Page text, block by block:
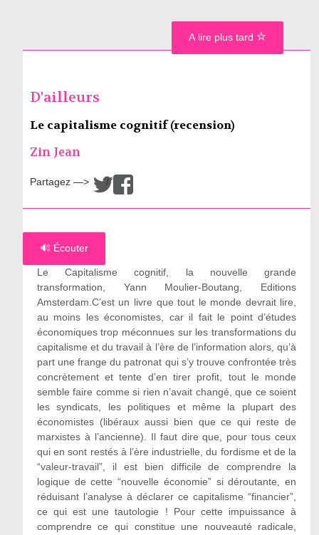
D'ailleurs
Le capitalisme cognitif (recension)
Zin Jean
Partagez —> /
🔊 Écouter
Le Capitalisme cognitif, la nouvelle grande
transformation, Yann Moulier-Boutang, Editions
Amsterdam.C’est un livre que tout le monde devrait lire,
au moins les économistes, car il fait le point d’études
économiques trop méconnues sur les transformations du
capitalisme et du travail à l’ère de l’information alors, qu’à
part une frange du patronat qui s’y trouve confrontée très
concrètement et tente d’en tirer profit, tout le monde
semble faire comme si rien n’avait changé, que ce soient
les syndicats, les politiques et même la plupart des
économistes (libéraux aussi bien que ce qui reste de
marxistes à l’ancienne). Il faut dire que, pour tous ceux
qui en sont restés à l’ère industrielle, du fordisme et de la
“valeur-travail”, il est bien difficile de comprendre la
logique de cette “nouvelle économie” si déroutante, en
réduisant l’analyse à déclarer ce capitalisme “financier”,
ce qui est une tautologie ! Pour cette impuissance à
comprendre ce qui constitue une nouveauté radicale,
A lire plus tard